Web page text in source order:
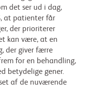
det ser ud i dag,
at patienter får
der prioriterer
kan være, at en
der giver færre
for en behandling,
betydelige gener.
af de nuværende